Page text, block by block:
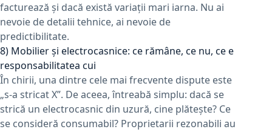
facturează și dacă există variații mari iarna. Nu ai
nevoie de detalii tehnice, ai nevoie de
predictibilitate.
8) Mobilier și electrocasnice: ce rămâne, ce nu, ce e
responsabilitatea cui
În chirii, una dintre cele mai frecvente dispute este
„s-a stricat X”. De aceea, întreabă simplu: dacă se
strică un electrocasnic din uzură, cine plătește? Ce
se consideră consumabil? Proprietarii rezonabili au